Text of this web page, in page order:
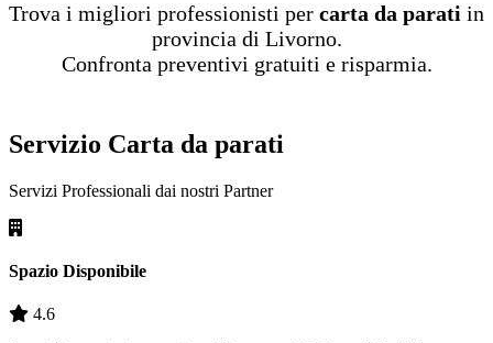
Trova i migliori professionisti per carta da parati in
provincia di Livorno.
Confronta preventivi gratuiti e risparmia.
Servizio Carta da parati
Servizi Professionali dai nostri Partner
Spazio Disponibile
4.6